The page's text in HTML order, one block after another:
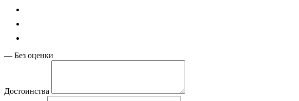
— Без оценки
Достоинства